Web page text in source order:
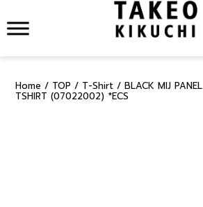
content
Home / TOP / T-Shirt / BLACK MIJ
TSHIRT (07022002) *ECS